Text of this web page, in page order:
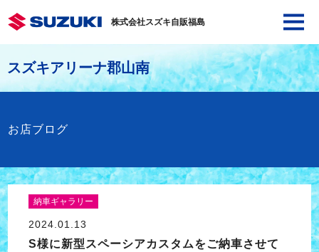
株式会社スズキ自販福島
スズキアリーナ郡山南
お店ブログ
納車ギャラリー
2024.01.13
S様に新型スペーシアカスタムをご納車させて